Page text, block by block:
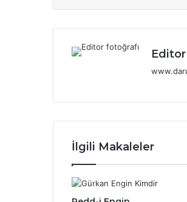
Editor
İlgili Makaleler